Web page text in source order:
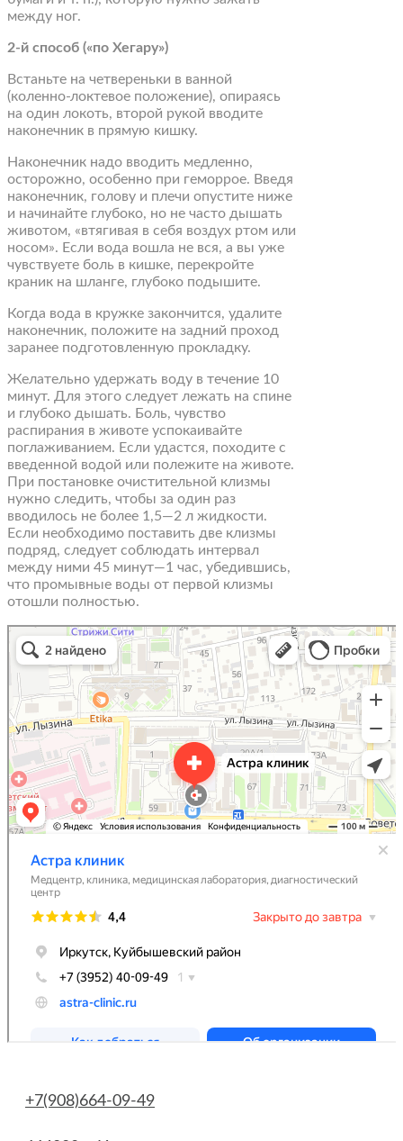
между ног.
2-й способ («по Хегару»)
Встаньте на четвереньки в ванной
(коленно-локтевое положение), опираясь
на один локоть, второй рукой вводите
наконечник в прямую кишку.
Наконечник надо вводить медленно,
осторожно, особенно при геморрое. Введя
наконечник, голову и плечи опустите ниже
и начинайте глубоко, но не часто дышать
животом, «втягивая в себя воздух ртом или
носом». Если вода вошла не вся, а вы уже
чувствуете боль в кишке, перекройте
краник на шланге, глубоко подышите.
Когда вода в кружке закончится, удалите
наконечник, положите на задний проход
заранее подготовленную прокладку.
Желательно удержать воду в течение 10
минут. Для этого следует лежать на спине
и глубоко дышать. Боль, чувство
распирания в животе успокаивайте
поглаживанием. Если удастся, походите с
введенной водой или полежите на животе.
При постановке очистительной клизмы
нужно следить, чтобы за один раз
вводилось не более 1,5—2 л жидкости.
Если необходимо поставить две клизмы
подряд, следует соблюдать интервал
между ними 45 минут—1 час, убедившись,
что промывные воды от первой клизмы
отошли полностью.
Astra Clinic
Medical center, clinic in Irkutsk
Diagnostic center in Irkutsk
+7(908)664-09-49